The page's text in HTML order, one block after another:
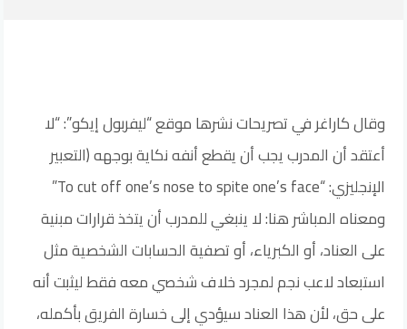
وقال كاراغر في تصريحات نشرها موقع “ليفربول إيكو”: “لا
أعتقد أن المدرب يجب أن يقطع أنفه نكاية بوجهه (التعبير
الإنجليزي: “To cut off one’s nose to spite one’s face”
ومعناه المباشر هنا: لا ينبغي للمدرب أن يتخذ قرارات مبنية
على العناد، أو الكبرياء، أو تصفية الحسابات الشخصية مثل
استبعاد لاعب نجم لمجرد خلاف شخصي معه فقط ليثبت أنه
على حق، لأن هذا العناد سيؤدي إلى خسارة الفريق بأكمله،